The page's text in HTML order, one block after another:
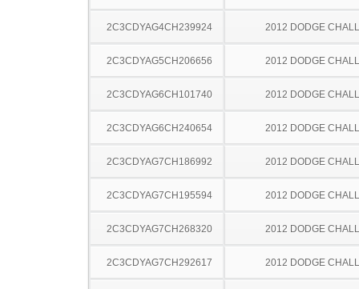
2C3CDYAG4CH239924 2012 DODGE
2C3CDYAG5CH206656 2012 DODGE
2C3CDYAG6CH101740 2012 DODGE
2C3CDYAG6CH240654 2012 DODGE
2C3CDYAG7CH186992 2012 DODGE
2C3CDYAG7CH195594 2012 DODGE
2C3CDYAG7CH268320 2012 DODGE
2C3CDYAG7CH292617 2012 DODGE